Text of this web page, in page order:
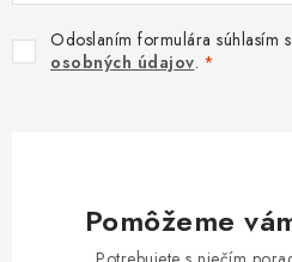
Odoslaním formulára súhlasím s
osobných údajov.
Pomôžeme